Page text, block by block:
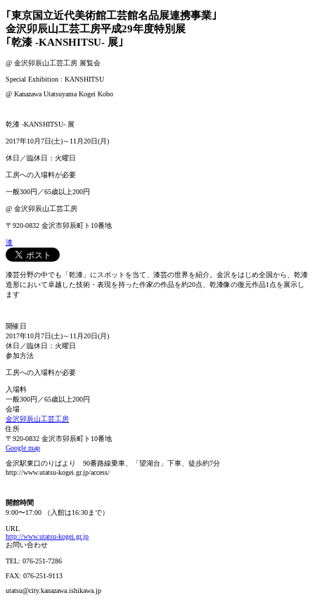
｢東京国立近代美術館工芸館名品展連携事業｣
金沢卯辰山工芸工房平成29年度特別展
｢乾漆 -KANSHITSU- 展｣
@ 金沢卯辰山工芸工房 展覧会
Special Exhibition : KANSHITSU
@ Kanazawa Utatsuyama Kogei Kobo
乾漆 -KANSHITSU- 展
2017年10月7日(土)～11月20日(月)
休日／臨休日：火曜日
工房への入場料が必要
一般300円／65歳以上200円
@ 金沢卯辰山工芸工房
〒920-0832 金沢市卯辰町ト10番地
漆
漆芸分野の中でも「乾漆」にスポットを当て、漆芸の世界を紹介。金沢をはじめ全国から、乾漆
造形において卓越した技術・表現を持った作家の作品を約20点、乾漆像の復元作品1点を展示し
ます
開催日
2017年10月7日(土)～11月20日(月)
休日／臨休日：火曜日
参加方法
工房への入場料が必要
入場料
一般300円／65歳以上200円
会場
金沢卯辰山工芸工房
住所
〒920-0832 金沢市卯辰町ト10番地
Google map
金沢駅東口のりばより 90番路線乗車、「望湖台」下車、徒歩約7分
http://www.utatsu-kogei.gr.jp/access/
開館時間
9:00〜17:00 （入館は16:30まで）
URL
http://www.utatsu-kogei.gr.jp
お問い合わせ
TEL: 076-251-7286
FAX: 076-251-9113
utatsu@city.kanazawa.ishikawa.jp